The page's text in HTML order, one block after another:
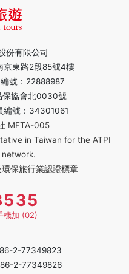
份有限公司
京東路2段85號4樓
號：22888987
保協會北0030號
編號：34301061
MFTA-005
in Taiwan for the ATPI
保旅行業認證標章
機加 (02)
2-77349823
2-77349826